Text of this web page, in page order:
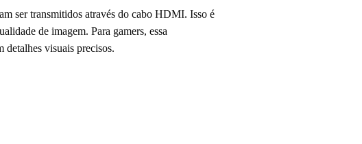
ser transmitidos através do cabo HDMI. Isso é
de imagem. Para gamers, essa
detalhes visuais precisos.